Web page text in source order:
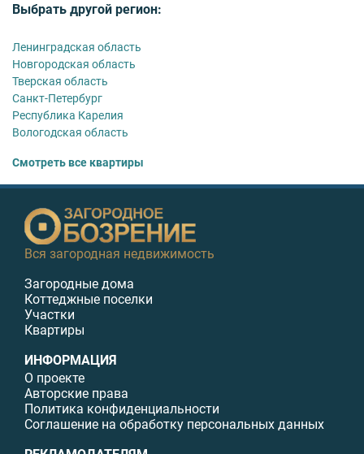
Выбрать другой регион:
Ленинградская область
Новгородская область
Тверская область
Санкт-Петербург
Республика Карелия
Вологодская область
Смотреть все квартиры
Вся загородная недвижимость
Загородные дома
Коттеджные поселки
Участки
Квартиры
ИНФОРМАЦИЯ
О проекте
Авторские права
Политика конфиденциальности
Соглашение на обработку персональных данных